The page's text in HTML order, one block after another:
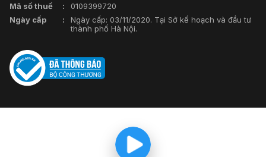
Mã số thuế
0109399720
Ngày cấp
Ngày cấp: 03/11/2020. Tại Sở kế hoạch và đầu tư
thành phố Hà Nội.